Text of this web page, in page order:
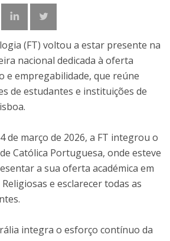
(FT) voltou a estar presente na
nacional dedicada à oferta
e empregabilidade, que reúne
de estudantes e instituições de
de março de 2026, a FT integrou o
Católica Portuguesa, onde esteve
a sua oferta académica em
e esclarecer todas as
integra o esforço contínuo da